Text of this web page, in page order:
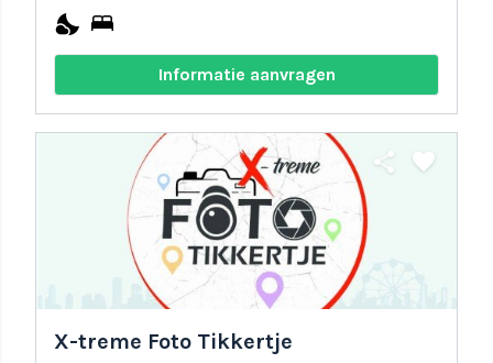
nights_stay bed
Informatie aanvragen
share favorite
X-treme Foto Tikkertje